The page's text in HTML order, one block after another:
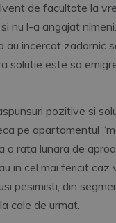
de facultate la
nu l-a angajat
au incercat zadarnic
solutie este sa
pozitive si
pe apartamentul
o rata lunara de
in cel mai fericit caz
pesimisti, din
cale de urmat.